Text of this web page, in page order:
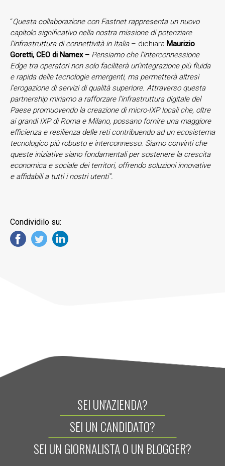
“Questa collaborazione con Fastnet rappresenta un nuovo
capitolo significativo nella nostra missione di potenziare
l’infrastruttura di connettività in Italia– dichiara Maurizio
Goretti, CEO di Namex – Pensiamo che l’interconnessione
Edge tra operatori non solo faciliterà un’integrazione più fluida
e rapida delle tecnologie emergenti, ma permetterà altresì
l’erogazione di servizi di qualità superiore. Attraverso questa
partnership miriamo a rafforzare l’infrastruttura digitale del
Paese promuovendo la creazione di micro-IXP locali che, oltre
ai grandi IXP di Roma e Milano, possano fornire una maggiore
efficienza e resilienza delle reti contribuendo ad un ecosistema
tecnologico più robusto e interconnesso. Siamo convinti che
queste iniziative siano fondamentali per sostenere la crescita
economica e sociale dei territori, offrendo soluzioni innovative
e affidabili a tutti i nostri utenti”.
Condividilo su:
SEI UN'AZIENDA?
SEI UN CANDIDATO?
SEI UN GIORNALISTA O UN BLOGGER?